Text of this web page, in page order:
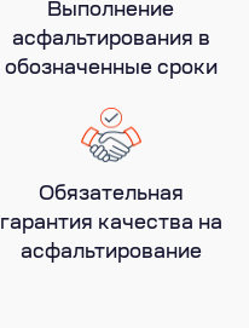
Выполнение
асфальтирования в
обозначенные сроки
Обязательная
гарантия качества на
асфальтирование